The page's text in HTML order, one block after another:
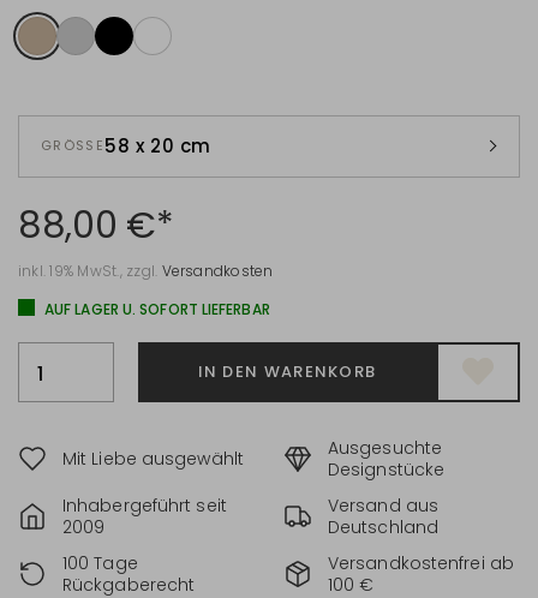
GRÖSSE 58 x 20 cm
88,00 €*
inkl. 19% MwSt., zzgl. Versandkosten
AUF LAGER U. SOFORT LIEFERBAR
IN DEN WARENKORB
Mit Liebe ausgewählt
Ausgesuchte
Designstücke
Inhabergeführt seit
2009
Versand aus
Deutschland
100 Tage
Rückgaberecht
Versandkostenfrei ab
100 €